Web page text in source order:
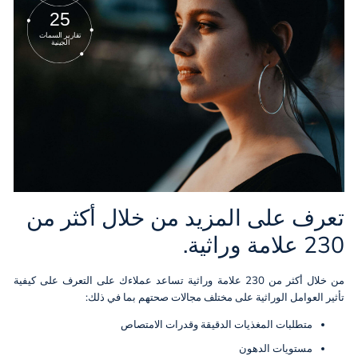
25
تقارير السمات
الجينية
تعرف على المزيد من خلال أكثر من
230 علامة وراثية.
من خلال أكثر من 230 علامة وراثية تساعد عملاءك على التعرف على كيفية
تأثير العوامل الوراثية على مختلف مجالات صحتهم بما في ذلك:
متطلبات المغذيات الدقيقة وقدرات الامتصاص
مستويات الدهون